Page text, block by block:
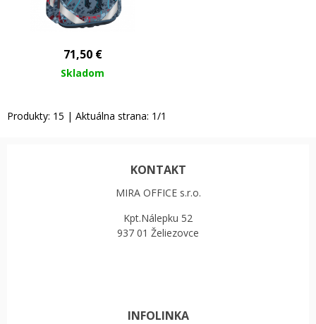
71,50 €
Skladom
Produkty: 15 | Aktuálna strana: 1/1
KONTAKT
MIRA OFFICE s.r.o.
Kpt.Nálepku 52
937 01 Želiezovce
INFOLINKA